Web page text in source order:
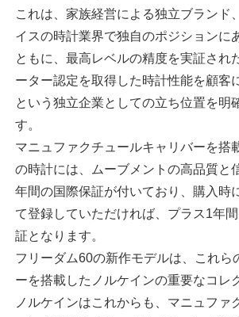
これは、家族経営による独立ブランド
イスの時計業界で独自のポジションに
ともに、最高レベルの精度を実証され
ーター認定を取得した時計性能を顧客
という独立企業としての立ち位置を明
す。
マニュファクチュールキャリバーを搭
の時計には、ムーブメントの高品質と
年間の国際保証が付いており、購入時
て登録していただければ、プラス1年
証となります。
フリーダム60の新作モデルは、これら
ーを搭載したノルケインの重要なコレ
ノルケインはこれからも、マニュファ